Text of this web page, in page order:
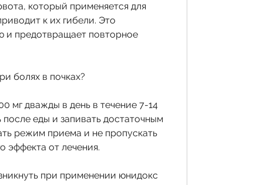
который применяется для
к их гибели. Это
и предотвращает повторное
болях в почках?
мг дважды в день в течение 7-14
еды и запивать достаточным
режим приема и не пропускать
эффекта от лечения.
при применении юнидокс